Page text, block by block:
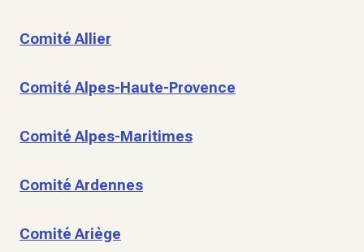
Comité Allier
Comité Alpes-Haute-Provence
Comité Alpes-Maritimes
Comité Ardennes
Comité Ariège